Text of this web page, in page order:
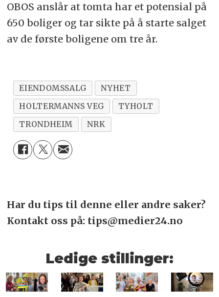
OBOS anslår at tomta har et potensial på
650 boliger og tar sikte på å starte salget
av de første boligene om tre år.
EIENDOMSSALG
NYHET
HOLTERMANNS VEG
TYHOLT
TRONDHEIM
NRK
Har du tips til denne eller andre saker?
Kontakt oss på: tips@medier24.no
Ledige stillinger: